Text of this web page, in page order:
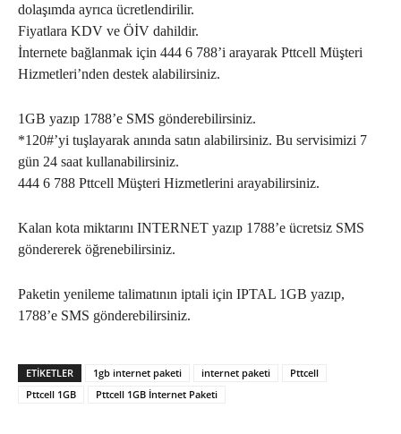
dolaşımda ayrıca ücretlendirilir.
Fiyatlara KDV ve ÖİV dahildir.
İnternete bağlanmak için 444 6 788’i arayarak Pttcell Müşteri
Hizmetleri’nden destek alabilirsiniz.
1GB yazıp 1788’e SMS gönderebilirsiniz.
*120#’yi tuşlayarak anında satın alabilirsiniz. Bu servisimizi 7
gün 24 saat kullanabilirsiniz.
444 6 788 Pttcell Müşteri Hizmetlerini arayabilirsiniz.
Kalan kota miktarını INTERNET yazıp 1788’e ücretsiz SMS
göndererek öğrenebilirsiniz.
Paketin yenileme talimatının iptali için IPTAL 1GB yazıp,
1788’e SMS gönderebilirsiniz.
ETIKETLER 1gb internet paketi internet paketi
Pttcell
Pttcell 1GB
Pttcell 1GB İnternet Paketi